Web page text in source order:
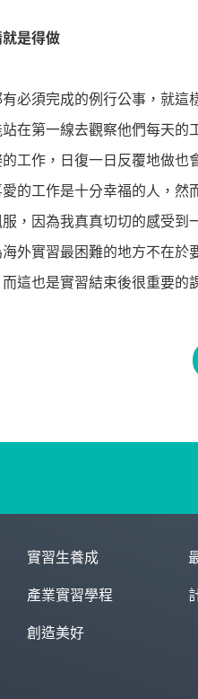
是得做
必須完成的例行公事，就
在第一線去觀察他們每天的
工作，日復一日反覆地做
的工作是十分幸福的人，
，因為我真真切切的感受
外實習最困難的地方不在
這也是實習結束後很重要
實習生養成
產業實習學程
創造美好